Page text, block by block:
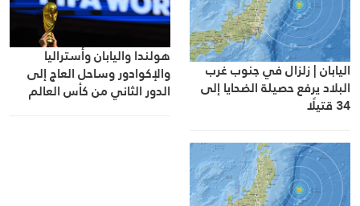
اليابان | زلزال في جنوب غرب
البلاد يرفع حصيلة الضحايا إلى
34 قتيلًا
هولندا واليابان وأستراليا
والإكوادور وساحل العاج إلى
الدور الثاني من كأس العالم